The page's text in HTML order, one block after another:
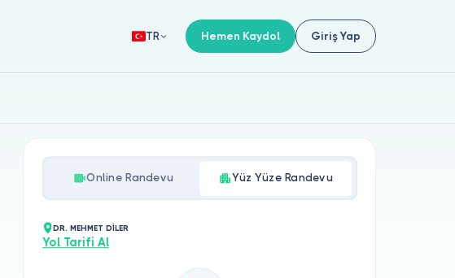
TR Hemen Kaydol Giriş Yap
Online Randevu Yüz Yüze Randevu
DR. MEHMET DİLER
Yol Tarifi Al